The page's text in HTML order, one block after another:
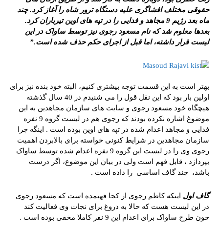
حقوقی مختلف افشاگری علیه دستگاه ترور شاه را آغاز کرد. چند
ماه بعد رژیم 9 مجاهد و فدایی را در تپه های اوین تیرباران کرد.
بعدها معلوم شد که نام مسعود رجوی نیز توسط ساواک در این
لیست قرار داشته، اما قبل از اجرای حکم حذف شده است.”
بهتر است به این قسمت توجه بیشتری کنیم، البته خود بنده نیز برای
اولین بار بود که این نقل قول را می شنیدم در 40 سال گذشته
هیچگاه خود مسعود رجوی و سایت های سازمان مجاهدین به این
موضوغ اشاره نکرده بودند که رجوی هم در لیست گروه 9 نفره
فدایی و مجاهد اعدام شده در تپه های اوین بوده است . اینگه چرا
سازمان مجاهدین در شرایط کنونی خواسته برای بالابردن اهمیت
رجوی وی را در لیست این گروه 9 نفره اعدام شده توسط ساواک
بپردازد ، قابل فهم است ولی در بیان این موضوع، اگر درست
باشد، چند گاف اساسی را داده است .
گاف اول اینکه کاظم رجوی از کجا فهیمده است که مسعود رجوی
در این لیست هست که حالا به دروغ برای نجات وی فعالیت کند
چون طرح ساواک برای اعدام این 9 نفر کاملا مخفی بوده است .